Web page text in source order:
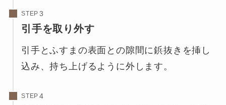
STEP
引手を取り外す
引手とふすまの表面との隙間に鋲抜きを挿し
込み、持ち上げるように外します。
STEP